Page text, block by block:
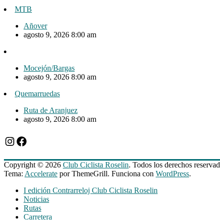
MTB
Añover
agosto 9, 2026 8:00 am
Mocejón/Bargas
agosto 9, 2026 8:00 am
Quemarruedas
Ruta de Aranjuez
agosto 9, 2026 8:00 am
Instagram
Facebook
Copyright © 2026 Club Ciclista Roselin. Todos los derechos
Tema: Accelerate por ThemeGrill. Funciona con WordPress.
I edición Contrarreloj Club Ciclista Roselin
Noticias
Rutas
Carretera